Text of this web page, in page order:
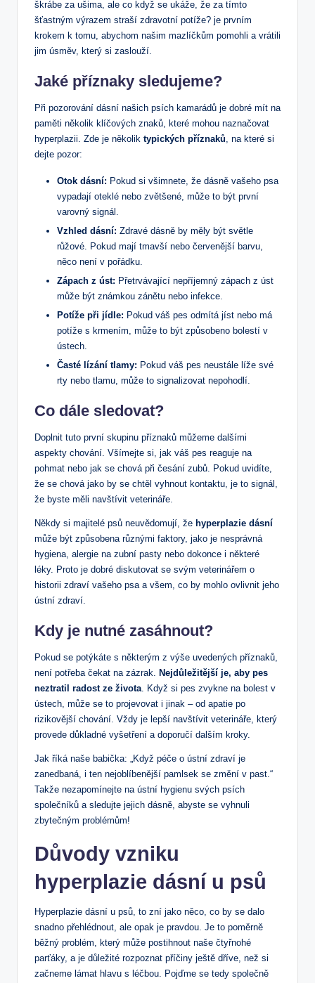
škrábe za ušima, ale co když se ukáže, že za tímto
šťastným výrazem straší zdravotní potíže? je prvním
krokem k tomu, abychom našim mazlíčkům pomohli a vrátili
jim úsměv, který si zaslouží.
Jaké příznaky sledujeme?
Při pozorování dásní našich psích kamarádů je dobré mít na
paměti několik klíčových znaků, které mohou naznačovat
hyperplazii. Zde je několik typických příznaků , na které si
dejte pozor:
Otok dásní: Pokud si všimnete, že dásně vašeho psa
vypadají oteklé nebo zvětšené, může to být první
varovný signál.
Vzhled dásní: Zdravé dásně by měly být světle
růžové. Pokud mají tmavší nebo červenější barvu,
něco není v pořádku.
Zápach z úst: Přetrvávající nepříjemný zápach z úst
může být známkou zánětu nebo infekce.
Potíže při jídle: Pokud váš pes odmítá jíst nebo má
potíže s krmením, může to být způsobeno bolestí v
ústech.
Časté lízání tlamy: Pokud váš pes neustále líže své
rty nebo tlamu, může to signalizovat nepohodlí.
Co dále sledovat?
Doplnit tuto první skupinu příznaků můžeme dalšími
aspekty chování. Všímejte si, jak váš pes reaguje na
pohmat nebo jak se chová při česání zubů. Pokud uvidíte,
že se chová jako by se chtěl vyhnout kontaktu, je to signál,
že byste měli navštívit veterináře.
Někdy si majitelé psů neuvědomují, že hyperplazie dásní
může být způsobena různými faktory, jako je nesprávná
hygiena, alergie na zubní pasty nebo dokonce i některé
léky. Proto je dobré diskutovat se svým veterinářem o
historii zdraví vašeho psa a všem, co by mohlo ovlivnit jeho
ústní zdraví.
Kdy je nutné zasáhnout?
Pokud se potýkáte s některým z výše uvedených příznaků,
není potřeba čekat na zázrak. Nejdůležitější je, aby pes
neztratil radost ze života. Když si pes zvykne na bolest v
ústech, může se to projevovat i jinak – od apatie po
rizikovější chování. Vždy je lepší navštívit veterináře, který
provede důkladné vyšetření a doporučí dalším kroky.
Jak říká naše babička: „Když péče o ústní zdraví je
zanedbaná, i ten nejoblíbenější pamlsek se změní v past.“
Takže nezapomínejte na ústní hygienu svých psích
společníků a sledujte jejich dásně, abyste se vyhnuli
zbytečným problémům!
Důvody vzniku
hyperplazie dásní u psů
Hyperplazie dásní u psů, to zní jako něco, co by se dalo
snadno přehlédnout, ale opak je pravdou. Je to poměrně
běžný problém, který může postihnout naše čtyřnohé
parťáky, a je důležité rozpoznat příčiny ještě dříve, než si
začneme lámat hlavu s léčbou. Pojďme se tedy společně